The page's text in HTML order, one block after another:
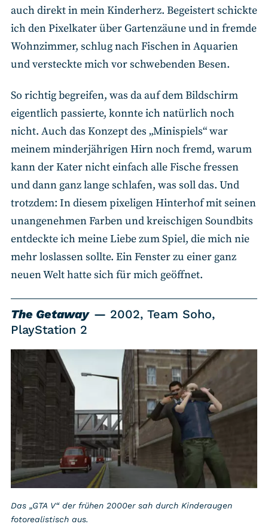
auch direkt in mein Kinderherz. Begeistert schickte
ich den Pixelkater über Gartenzäune und in fremde
Wohnzimmer, schlug nach Fischen in Aquarien
und versteckte mich vor schwebenden Besen.
So richtig begreifen, was da auf dem Bildschirm
eigentlich passierte, konnte ich natürlich noch
nicht. Auch das Konzept des „Minispiels“ war
meinem minderjährigen Hirn noch fremd, warum
kann der Kater nicht einfach alle Fische fressen
und dann ganz lange schlafen, was soll das. Und
trotzdem: In diesem pixeligen Hinterhof mit seinen
unangenehmen Farben und kreischigen Soundbits
entdeckte ich meine Liebe zum Spiel, die mich nie
mehr loslassen sollte. Ein Fenster zu einer ganz
neuen Welt hatte sich für mich geöffnet.
The Getaway
2002, Team Soho,
PlayStation 2
Das „GTA V“ der frühen 2000er sah durch Kinderaugen
fotorealistisch aus.